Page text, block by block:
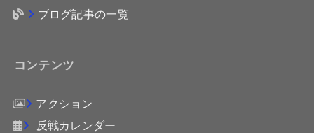
ブログ記事の一覧
コンテンツ
アクション
反戦カレンダー